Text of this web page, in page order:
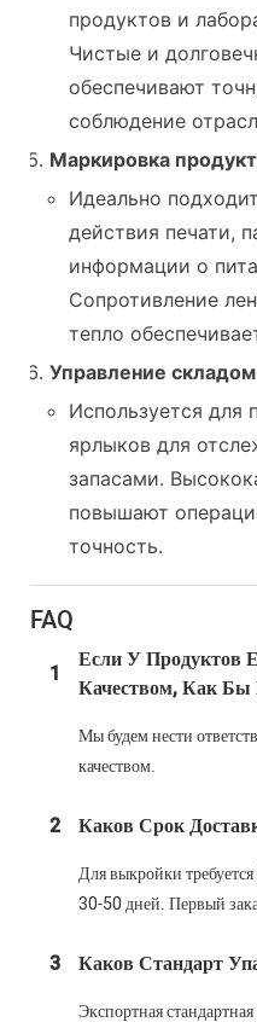
продуктов и
Чистые и
обеспечивают
соблюдение
Маркировка
Идеально
действия печати,
информации о
Сопротивление
тепло
Управление складом
Используется для
ярлыков для
запасами.
повышают
точность.
FAQ
1
Если У Продуктов
Качеством, Как
Мы будем нести
качеством.
2 Каков Срок
Для выкройки
30-50 дней. Первый
3 Каков Стандарт
Экспортная